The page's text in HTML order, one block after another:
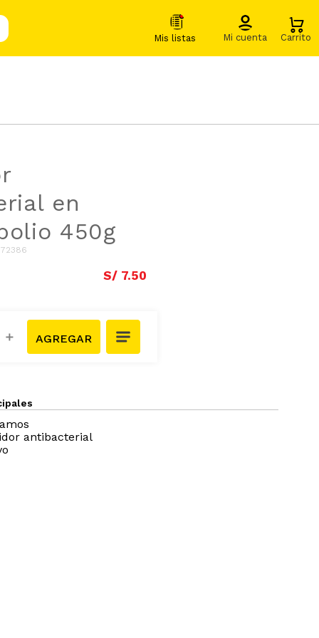
en
450g
S/ 7.50
＋
antibacterial